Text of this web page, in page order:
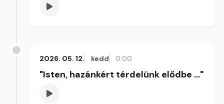
2026. 05. 12. kedd 0:00
"Isten, hazánkért térdelünk elődbe ..."